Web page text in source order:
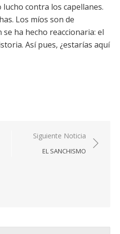
lucho contra los capellanes.
Los míos son de
ha hecho reaccionaria: el
Así pues, ¿estarías aquí
Siguiente Noticia
EL SANCHISMO